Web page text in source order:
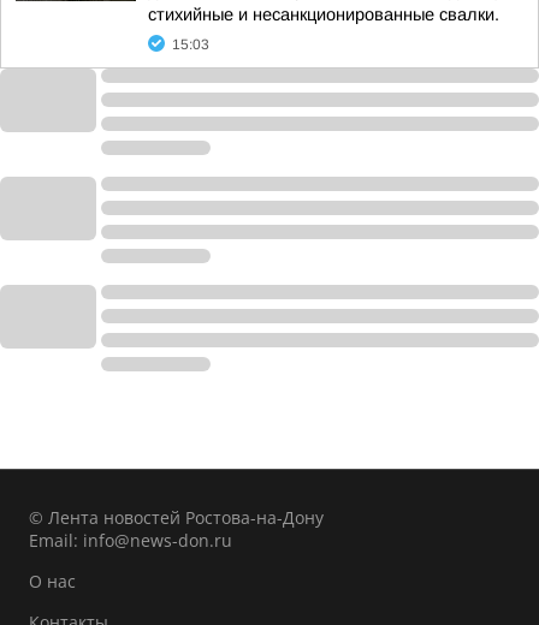
стихийные и несанкционированные свалки.
15:03
© Лента новостей Ростова-на-Дону
Email: info@news-don.ru
О нас